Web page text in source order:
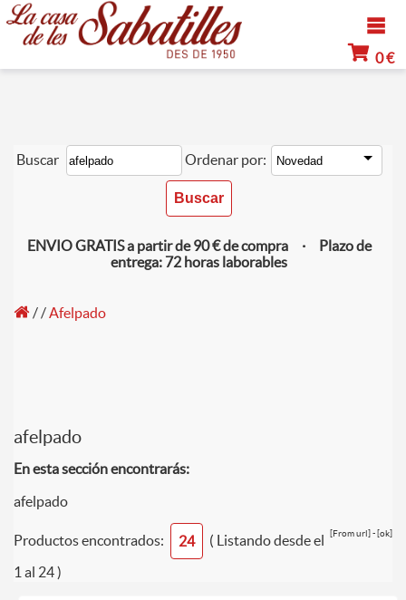
0 €
Buscar Ordenar por:
ENVIO GRATIS a partir de 90 € de compra · Plazo de
entrega: 72 horas laborables
//Afelpado
afelpado
En esta sección encontrarás:
afelpado
[From url] - [ok]
Productos encontrados: 24
( Listando desde el
1 al 24 )